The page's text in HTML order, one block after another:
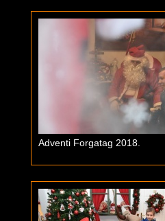
Adventi Forgatag 2018.